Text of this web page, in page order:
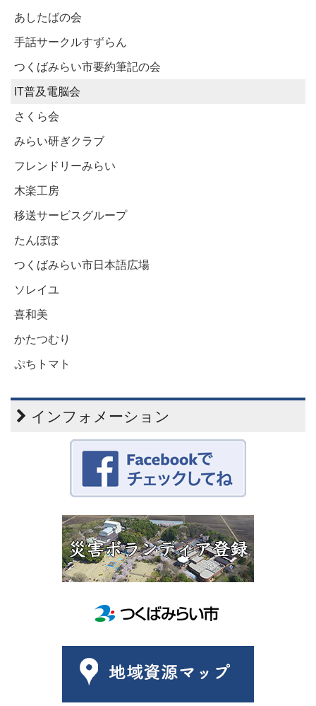
あしたばの会
手話サークルすずらん
つくばみらい市要約筆記の会
IT普及電脳会
さくら会
みらい研ぎクラブ
フレンドリーみらい
木楽工房
移送サービスグループ
たんぽぽ
つくばみらい市日本語広場
ソレイユ
喜和美
かたつむり
ぷちトマト
インフォメーション